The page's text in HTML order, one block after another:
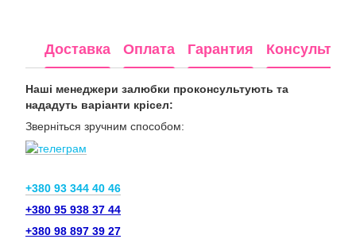
Доставка Оплата Гарантия
Наші менеджери залюбки проконсультують та
нададуть варіанти крісел:
Зверніться зручним способом:
+380 93 344 40 46
+380 95 938 37 44
+380 98 897 39 27